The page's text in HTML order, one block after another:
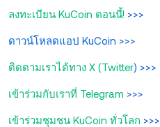
ลงทะเบียน KuCoin ตอนนี้! >>>
ดาวน์โหลดแอป KuCoin >>>
ติดตามเราได้ทาง X (Twitter) >>>
เข้าร่วมกับเราที่ Telegram >>>
เข้าร่วมชุมชน KuCoin ทั่วโลก >>>